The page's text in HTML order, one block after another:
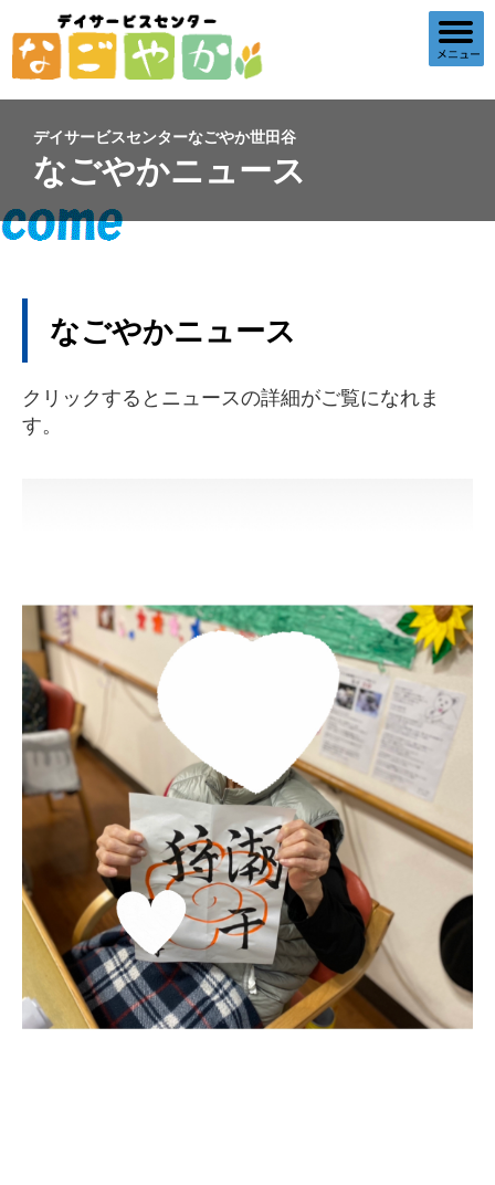
デイサービスセンターなごやか世田谷
なごやかニュース
なごやかニュース
クリックするとニュースの詳細がご覧になれま
す。